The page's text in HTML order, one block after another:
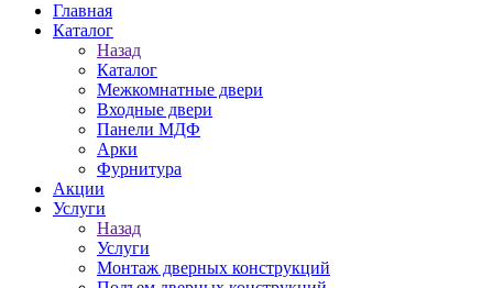
Главная
Каталог
Назад
Каталог
Межкомнатные двери
Входные двери
Панели МДФ
Арки
Фурнитура
Акции
Услуги
Назад
Услуги
Монтаж дверных конструкций